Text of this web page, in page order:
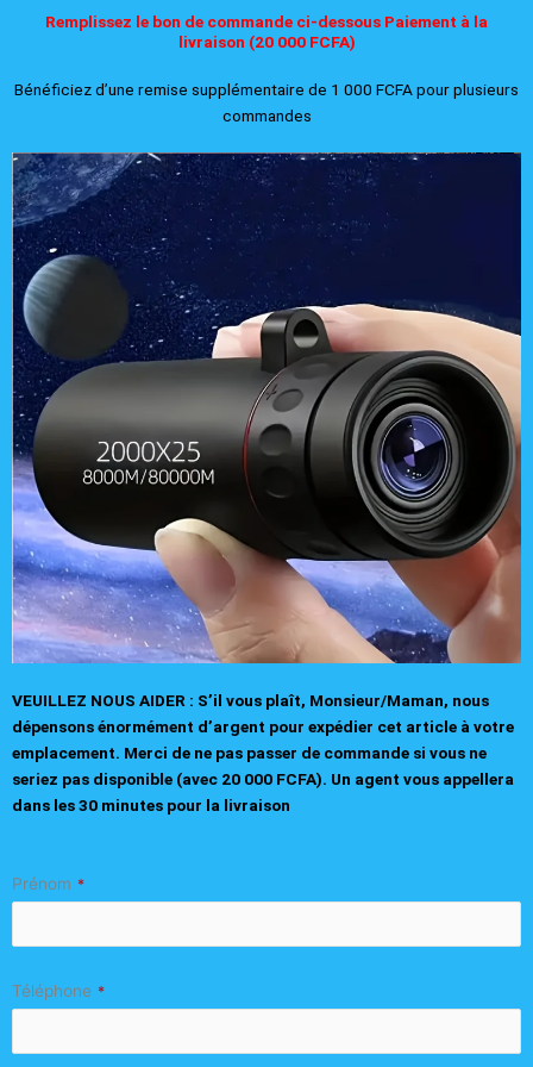
Remplissez le bon de commande ci-dessous Paiement à la
livraison (20 000 FCFA)
Bénéficiez d’une remise supplémentaire de 1 000 FCFA pour plusieurs
commandes
VEUILLEZ NOUS AIDER : S’il vous plaît, Monsieur/Maman, nous
dépensons énormément d’argent pour expédier cet article à votre
emplacement. Merci de ne pas passer de commande si vous ne
seriez pas disponible (avec 20 000 FCFA). Un agent vous appellera
dans les 30 minutes pour la livraison
Prénom *
Téléphone *